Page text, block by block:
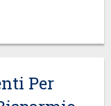
Per